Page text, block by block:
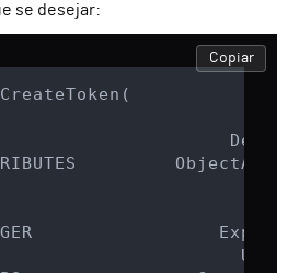
se desejar:
Copiar
User,